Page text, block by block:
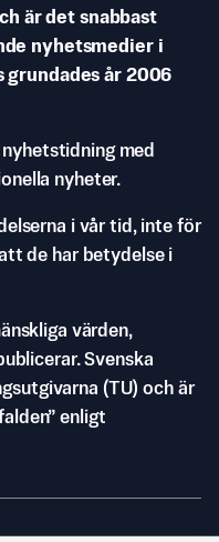
är det snabbast
nyhetsmedier i
grundades år 2006
med
nyheter.
i vår tid, inte för
de har betydelse i
värden,
Svenska
(TU) och är
enligt